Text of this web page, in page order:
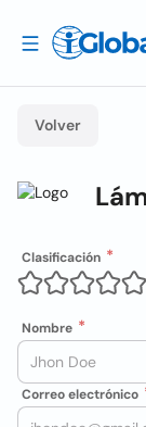
Volver
Clasificación
Nombre
Correo electrónico